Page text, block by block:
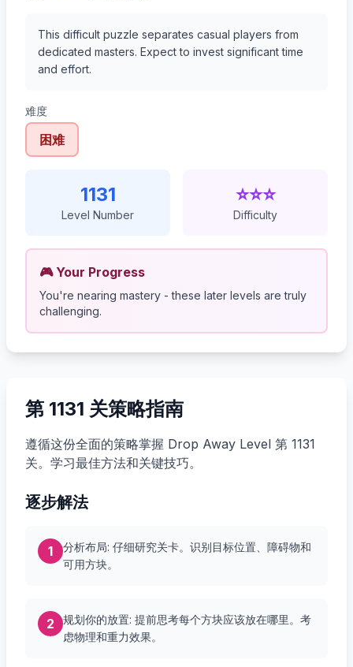
This difficult puzzle separates casual players from
dedicated masters. Expect to invest significant time
and effort.
难度
困难
1131
Level Number
⭐⭐⭐
Difficulty
🎮 Your Progress
You're nearing mastery - these later levels are truly
challenging.
第 1131 关策略指南
遵循这份全面的策略掌握 Drop Away Level 第 1131
关。学习最佳方法和关键技巧。
逐步解法
1
分析布局: 仔细研究关卡。识别目标位置、障碍物和
可用方块。
2
规划你的放置: 提前思考每个方块应该放在哪里。考
虑物理和重力效果。